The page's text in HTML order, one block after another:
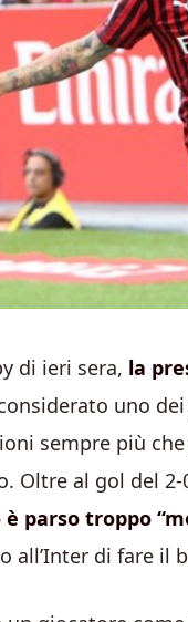
di ieri sera, la
uno
sempre più
Oltre al gol del
parso troppo
all’Inter di fare il